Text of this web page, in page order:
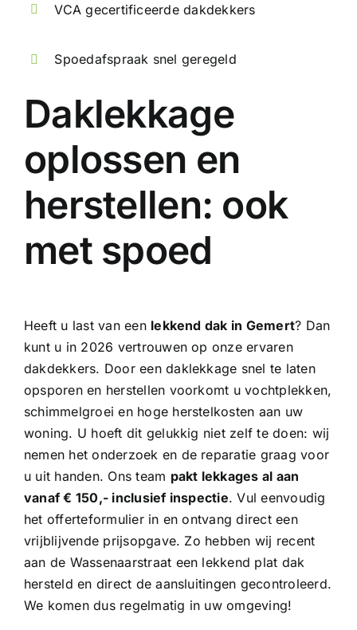
VCA gecertificeerde dakdekkers
Spoedafspraak snel geregeld
Daklekkage
oplossen en
herstellen: ook
met spoed
Heeft u last van een lekkend dak in Gemert? Dan
kunt u in 2026 vertrouwen op onzeervaren
dakdekkers. Door een daklekkage snel te laten
opsporen en herstellen voorkomt u vochtplekken,
schimmelgroei en hoge herstelkosten aan uw
woning. U hoeft dit gelukkig niet zelf te doen: wij
nemen het onderzoek en de reparatie graag voor
u uit handen. Ons team pakt lekkages al aan
vanaf € 150,- inclusief inspectie. Vul eenvoudig
het offerteformulier in en ontvang direct een
vrijblijvende prijsopgave. Zo hebben wij recent
aan de Wassenaarstraat een lekkend plat dak
hersteld en direct de aansluitingen gecontroleerd.
We komen dus regelmatig in uw omgeving!